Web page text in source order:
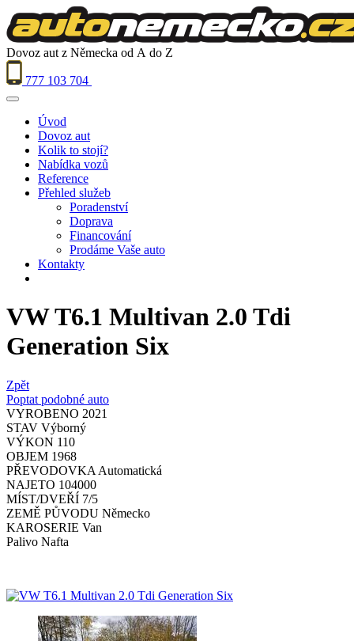
Dovoz aut z Německa od A do Z
777 103 704
Úvod
Dovoz aut
Kolik to stojí?
Nabídka vozů
Reference
Přehled služeb
Poradenství
Doprava
Financování
Prodáme Vaše auto
Kontakty
VW T6.1 Multivan 2.0 Tdi
Generation Six
Zpět
Poptat podobné auto
VYROBENO 2021
STAV Výborný
VÝKON 110
OBJEM 1968
PŘEVODOVKA Automatická
NAJETO 104000
MÍST/DVEŘÍ 7/5
ZEMĚ PŮVODU Německo
KAROSERIE Van
Palivo Nafta